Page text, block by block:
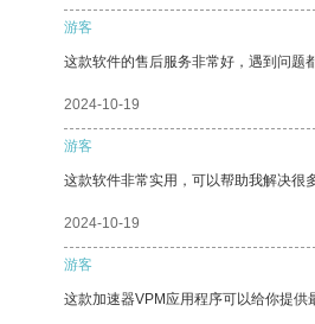
游客
这款软件的售后服务非常好，遇到问题
2024-10-19
游客
这款软件非常实用，可以帮助我解决很
2024-10-19
游客
这款加速器VPM应用程序可以给你提供